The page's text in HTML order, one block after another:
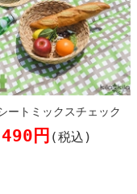
ートミックスチェック
円 (税込)